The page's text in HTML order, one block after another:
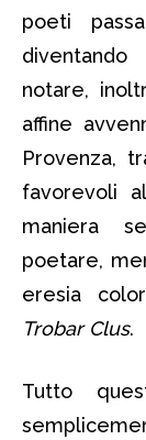
poeti
notare,
affine
Provenza,
favorevoli
maniera
poetare,
eresia
Trobar Clus.
Tutto